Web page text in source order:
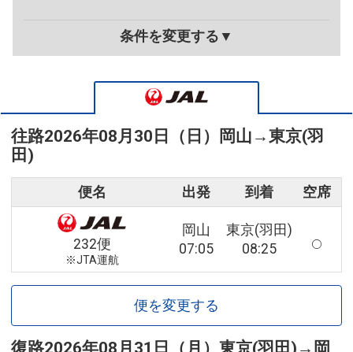
条件を変更する▼
往路2026年08月30日（日） 岡山 →東京(羽
田)
便名 出発 到着 空席
232便
※JTA運航
岡山
07:05
東京(羽田)
08:25
便を変更する
復路2026年08月31日（月） 東京(羽田) → 岡